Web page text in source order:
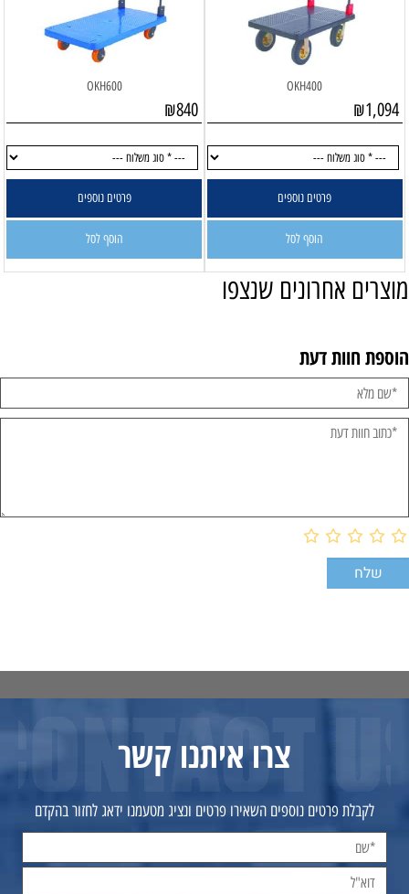
OKH400
₪1,094
פרטים נוספים
הוסף לסל
OKH600
₪840
פרטים נוספים
הוסף לסל
מוצרים אחרונים שנצפו
הוספת חוות דעת
צרו איתנו קשר
לקבלת פרטים נוספים השאירו פרטים ונציג מטעמנו ידאג לחזור בהקדם